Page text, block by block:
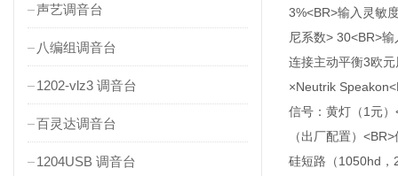
声艺调音台
八编组调音台
1202-vlz3 调音台
百灵达调音台
1204USB 调音台
3%<BR>输入灵敏
尼系数> 30<BR>
连接主动平衡3欧
×Neutrik
信号：黄灯（1元
（出厂配置）
硅短路（1050hd，